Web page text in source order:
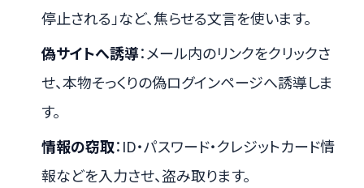
停止される」など、焦らせる文言を使います。
偽サイトへ誘導：メール内のリンクをクリックさ
せ、本物そっくりの偽ログインページへ誘導しま
す。
情報の窃取：ID・パスワード・クレジットカード情
報などを入力させ、盗み取ります。